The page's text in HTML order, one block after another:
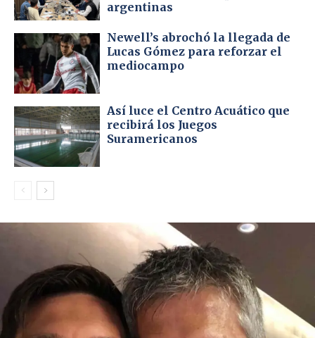
argentinas
Newell’s abrochó la llegada de
Lucas Gómez para reforzar el
mediocampo
Así luce el Centro Acuático que
recibirá los Juegos
Suramericanos